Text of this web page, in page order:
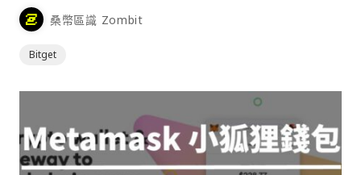
桑幣區識 Zombit
Bitget